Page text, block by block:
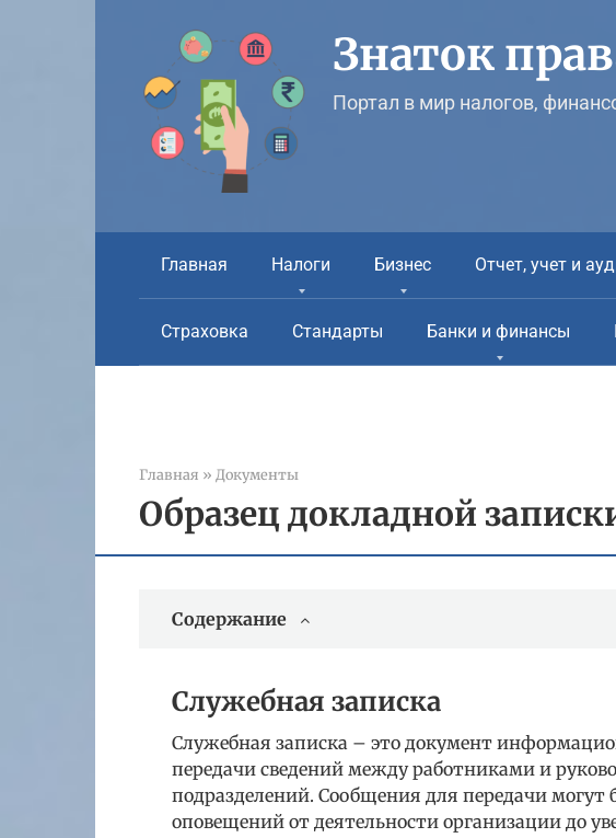
Знаток
Портал в мир налогов,
Главная Налоги Бизнес Отчет, учет и
Страховка Стандарты Банки и финансы
Главная » Документы
Образец докладной
Содержание
Служебная записка
Служебная записка – это документ
передачи сведений между работниками и
подразделений. Сообщения для передачи
оповещений от деятельности организации до